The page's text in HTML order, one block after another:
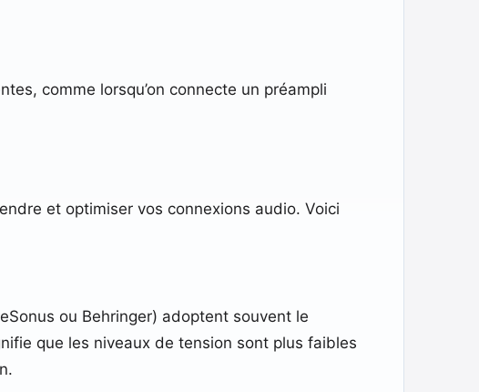
comme lorsqu’on connecte un préampli
et optimiser vos connexions audio. Voici
ou Behringer) adoptent souvent le
que les niveaux de tension sont plus faibles